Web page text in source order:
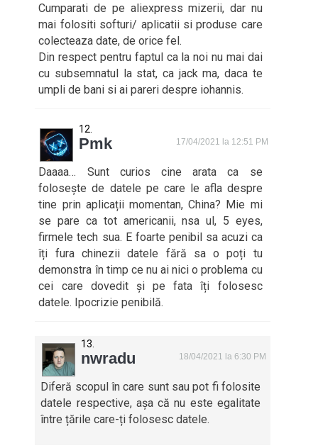
Cumparati de pe aliexpress mizerii, dar nu
mai folositi softuri/ aplicatii si produse care
colecteaza date, de orice fel.
Din respect pentru faptul ca la noi nu mai dai
cu subsemnatul la stat, ca jack ma, daca te
umpli de bani si ai pareri despre iohannis.
Pmk 17/04/2021 la 12:51 PM
Daaaa… Sunt curios cine arata ca se
folosește de datele pe care le afla despre
tine prin aplicații momentan, China? Mie mi
se pare ca tot americanii, nsa ul, 5 eyes,
firmele tech sua. E foarte penibil sa acuzi ca
îți fura chinezii datele fără sa o poți tu
demonstra în timp ce nu ai nici o problema cu
cei care dovedit și pe fata îți folosesc
datele. Ipocrizie penibilă.
nwradu 18/04/2021 la 6:30 PM
Diferă scopul în care sunt sau pot fi folosite
datele respective, așa că nu este egalitate
între țările care-ți folosesc datele.